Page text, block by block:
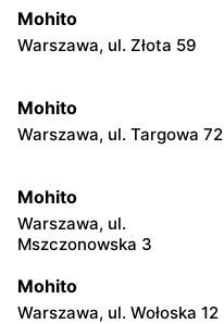
Mohito
Warszawa, ul. Złota 59
Mohito
Warszawa, ul. Targowa 72
Mohito
Warszawa, ul.
Mszczonowska 3
Mohito
Warszawa, ul. Wołoska 12